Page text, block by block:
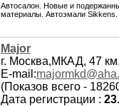
Автосалон. Новые и
материалы. Автоэмали
Major
г. Москва,МКАД, 47
E-mail:
(Показов всего -
Дата регистрации :